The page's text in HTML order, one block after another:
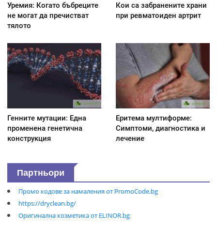
Уремия: Когато бъбреците
не могат да пречистват
тялото
Кои са забранените храни
при ревматоиден артрит
Генните мутации: Една
променена генетична
конструкция
Еритема мултиформе:
Симптоми, диагностика и
лечение
Партньори
Промо кодове за намаления от PromoCode.bg
https://dryclean.bg/
Оригинална козметика от ELINOR.bg